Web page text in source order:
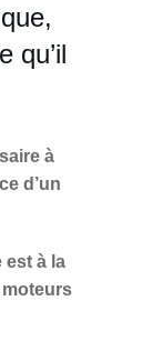
qu’il
à
d’un
est à la